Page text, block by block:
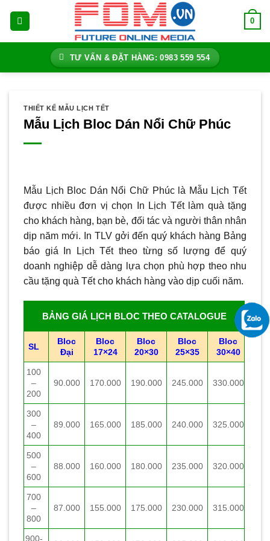
0
TƯ VẤN & ĐẶT HÀNG: 0983 559 554
THIẾT KẾ MẪU LỊCH TẾT
Mẫu Lịch Bloc Dán Nổi Chữ Phúc
Mẫu Lịch Bloc Dán Nổi Chữ Phúc là Mẫu Lịch Tết
được nhiều đơn vị chọn In Lịch Tết làm quà tặng
cho khách hàng, bạn bè, đối tác và người thân nhân
dịp năm mới. In TLV gởi đến quý khách hàng Bảng
báo giá In Lịch Tết theo từng số lượng để quý
doanh nghiệp dễ dàng lựa chọn phù hợp theo nhu
cầu tặng quà Tết cho khách hàng vào dịp cuối năm.
BẢNG GIÁ LỊCH BLOC THEO CATALOGUE
SL
Bloc
Đại
Bloc
17×24
Bloc
20×30
Bloc
25×35
Bloc
30×40
100
–
200
90.000 170.000 190.000 245.000 330.000
300
–
400
89.000 165.000 185.000 240.000 325.000
500
–
600
88.000 160.000 180.000 235.000 320.000
700
–
800
87.000 155.000 175.000 230.000 315.000
900-